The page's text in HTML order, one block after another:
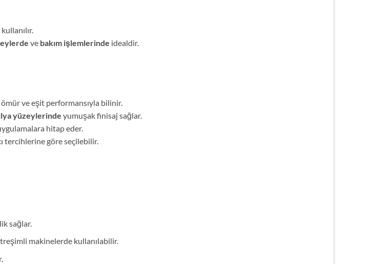
ve bakım işlemlerinde idealdir.
ömür ve eşit performansıyla bilinir.
yüzeylerinde yumuşak finisaj sağlar.
hitap eder.
tercihlerine göre seçilebilir.
sağlar.
makinelerde kullanılabilir.